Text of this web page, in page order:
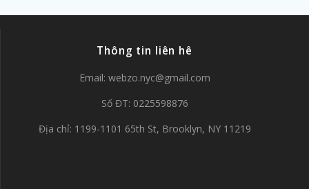
Thông tin liên hê
Email: webzo.nyc@gmail.com
Số ĐT: 0225598876
Địa chỉ: 1199-1101 65th St, Brooklyn, NY 11219